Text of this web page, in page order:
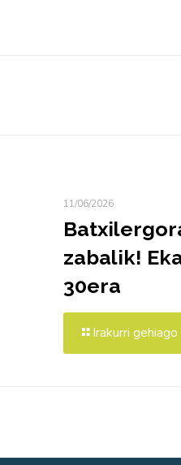
11/06/2026
zabalik!
30era
Irakurri gehiago